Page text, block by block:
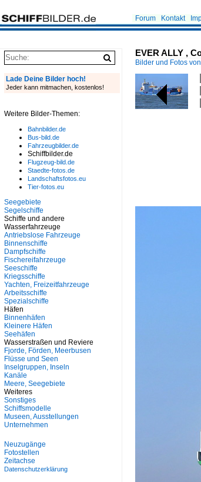
Forum Kontakt
EVER ALLY ,
Bilder und Fotos
Lade Deine Bilder hoch!
Jeder kann mitmachen, kostenlos!
Weitere Bilder-Themen:
Bahnbilder.de
Bus-bild.de
Fahrzeugbilder.de
Schiffbilder.de
Flugzeug-bild.de
Staedte-fotos.de
Landschaftsfotos.eu
Tier-fotos.eu
Seegebiete
Segelschiffe
Schiffe und andere
Wasserfahrzeuge
Antriebslose Fahrzeuge
Binnenschiffe
Dampfschiffe
Fischereifahrzeuge
Seeschiffe
Kriegsschiffe
Yachten, Freizeitfahrzeuge
Arbeitsschiffe
Spezialschiffe
Häfen
Binnenhäfen
Kleinere Häfen
Seehäfen
Wasserstraßen und Reviere
Fjorde, Förden, Meerbusen
Flüsse und Seen
Inselgruppen, Inseln
Kanäle
Meere, Seegebiete
Weiteres
Sonstiges
Schiffsmodelle
Museen, Ausstellungen
Unternehmen
Neuzugänge
Fotostellen
Zeitachse
Datenschutzerklärung